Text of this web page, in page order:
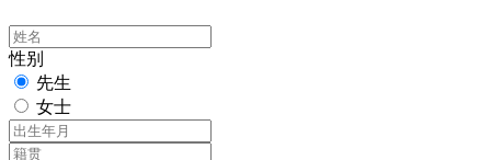
性别
先生
女士